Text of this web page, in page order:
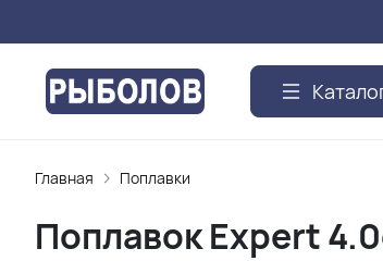
Главная Поплавки
Поплавок Expert